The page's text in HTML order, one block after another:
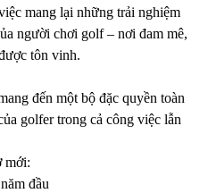
mang lại những trải nghiệm
người chơi golf – nơi đam mê,
tôn vinh.
đến một bộ đặc quyền toàn
golfer trong cả công việc lẫn
mới:
đầu